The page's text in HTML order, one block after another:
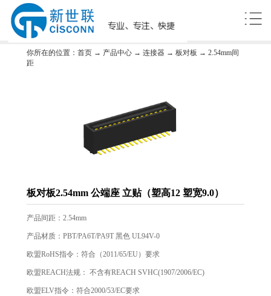
你所在的位置： 首页 → 产品中心 → 连接器 → 板对板 → 2.54mm间
距
板对板2.54mm 公端座 立贴（塑高12 塑宽9.0）
产品间距：2.54mm
产品材质：PBT/PA6T/PA9T 黑色 UL94V-0
欧盟RoHS指令：符合（2011/65/EU）要求
欧盟REACH法规： 不含有REACH SVHC(1907/2006/EC)
欧盟ELV指令：符合2000/53/EC要求